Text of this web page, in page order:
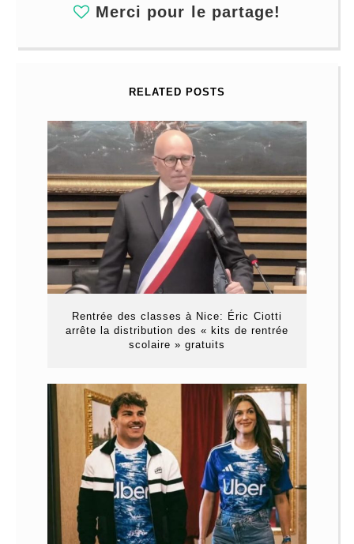
Merci pour le partage!
RELATED POSTS
Rentrée des classes à Nice: Éric Ciotti
arrête la distribution des « kits de rentrée
scolaire » gratuits